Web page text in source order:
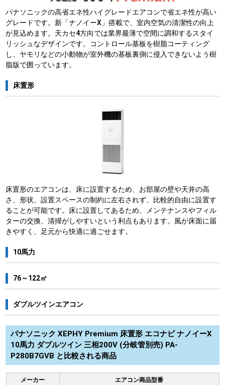
パナソニックの高省エネ性ハイグレードエアコンで省エネ性が高い
グレードです。新「ナノイーX」搭載で、室内空気の清潔性の向上
が見込めます。天カセ4方向では業界最薄で空間に調和するスタイ
リッシュなデザインです。コントロール基板を樹脂コーティング
し、ヤモリなどの小動物が室外機の基板裏側に侵入できないよう樹
脂版で囲っています。
床置形
床置形のエアコンは、床に設置するため、お部屋の壁や天井の高
さ、形状、設置スペースの制約に左右されず、比較的自由に設置す
ることが可能です。床に設置してあるため、メンテナンスやフィル
ターの交換、清掃がしやすいという利点もあります。風が床面に届
きやすく、足元から快適に過ごせます。
10馬力
76～122㎡
ダブルツインエアコン
パナソニック XEPHY Premium 床置形 エコナビ ナノイーX
10馬力 ダブルツイン 三相200V (分岐管別売) PA-
P280B7GVB と比較される商品
メーカー エアコン商品型番